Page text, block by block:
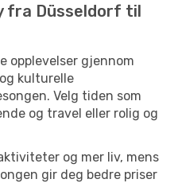
fra Düsseldorf til
opplevelser gjennom
kulturelle
Velg tiden som
og travel eller rolig og
og mer liv, mens
gir deg bedre priser